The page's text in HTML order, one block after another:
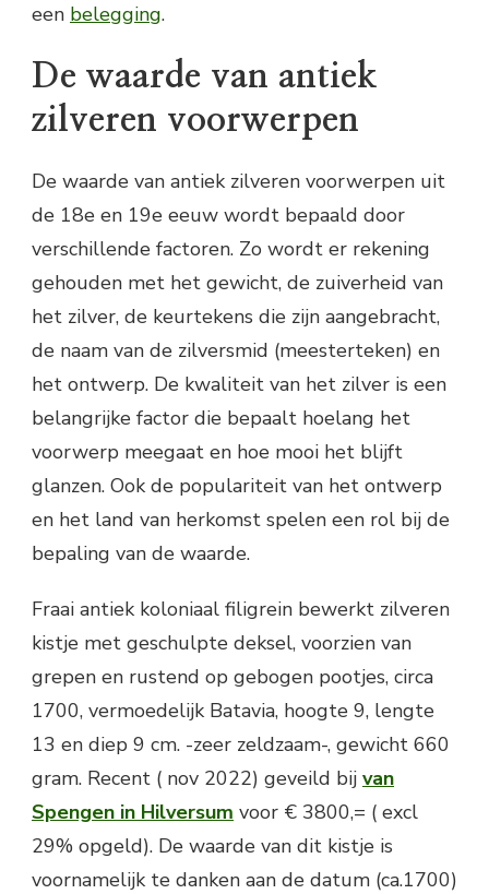
een belegging.
De waarde van antiek
zilveren voorwerpen
De waarde van antiek zilveren voorwerpen uit
de 18e en 19e eeuw wordt bepaald door
verschillende factoren. Zo wordt er rekening
gehouden met het gewicht, de zuiverheid van
het zilver, de keurtekens die zijn aangebracht,
de naam van de zilversmid (meesterteken) en
het ontwerp. De kwaliteit van het zilver is een
belangrijke factor die bepaalt hoelang het
voorwerp meegaat en hoe mooi het blijft
glanzen. Ook de populariteit van het ontwerp
en het land van herkomst spelen een rol bij de
bepaling van de waarde.
Fraai antiek koloniaal filigrein bewerkt zilveren
kistje met geschulpte deksel, voorzien van
grepen en rustend op gebogen pootjes, circa
1700, vermoedelijk Batavia, hoogte 9, lengte
13 en diep 9 cm. -zeer zeldzaam-, gewicht 660
gram. Recent ( nov 2022) geveild bij van
Spengen in Hilversum voor € 3800,= ( excl
29% opgeld). De waarde van dit kistje is
voornamelijk te danken aan de datum (ca.1700)